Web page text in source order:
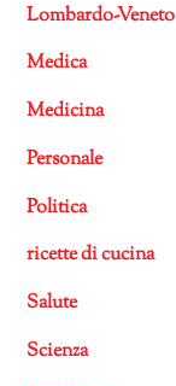
Lombardo-Veneto
Medica
Medicina
Personale
Politica
ricette di cucina
Salute
Scienza